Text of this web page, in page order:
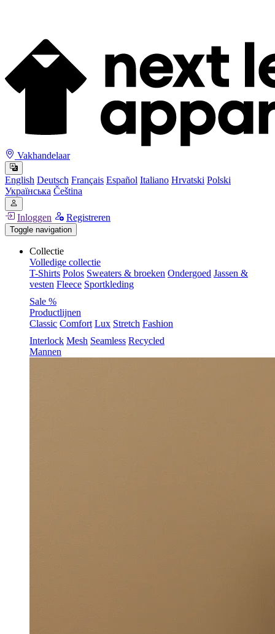
Vakhandelaar
English Deutsch Français Español Italiano Hrvatski Polski
Українська Čeština
Inloggen Registreren
Toggle navigation
Collectie
Volledige collectie
T-Shirts Polos Sweaters & broeken Ondergoed Jassen &
vesten Fleece Sportkleding
Sale %
Productlijnen
Classic Comfort Lux Stretch Fashion
Interlock Mesh Seamless Recycled
Mannen